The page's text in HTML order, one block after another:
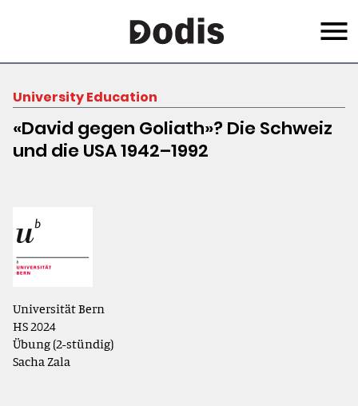
content
Menu
University Education
«David gegen Goliath»? Die Schweiz
und die USA 1942–1992
Universität Bern
HS 2024
Übung (2-stündig)
Sacha Zala